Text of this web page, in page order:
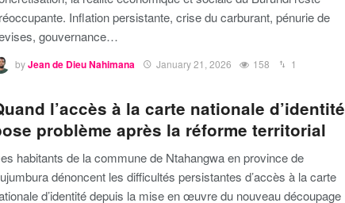
Inflation persistante, crise du carburant, pénurie de
gouvernance…
byJean de Dieu Nahimana January 21, 2026 158 1
l’accès à la carte nationale d’identité
problème après la réforme territorial
habitants de la commune de Ntahangwa en province de
dénoncent les difficultés persistantes d’accès à la carte
d’identité depuis la mise en œuvre du nouveau découpage